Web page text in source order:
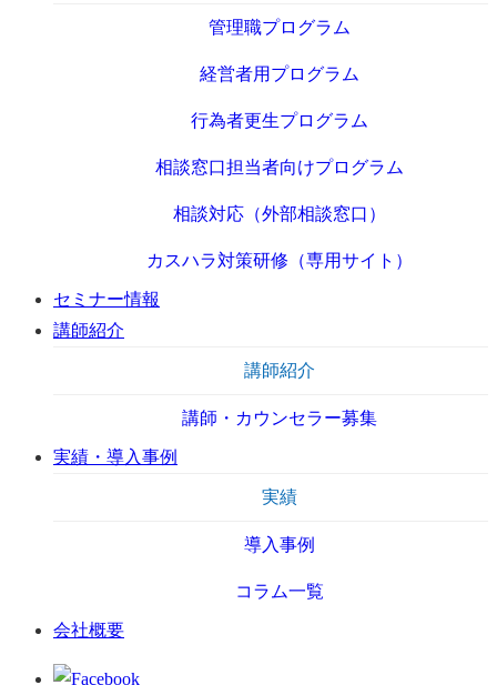
管理職プログラム
経営者用プログラム
行為者更生プログラム
相談窓口担当者向けプログラム
相談対応（外部相談窓口）
カスハラ対策研修（専用サイト）
セミナー情報
講師紹介
講師紹介
講師・カウンセラー募集
実績・導入事例
実績
導入事例
コラム一覧
会社概要